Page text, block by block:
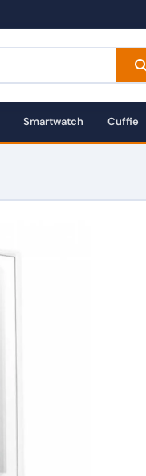
Smartwatch Cuffie